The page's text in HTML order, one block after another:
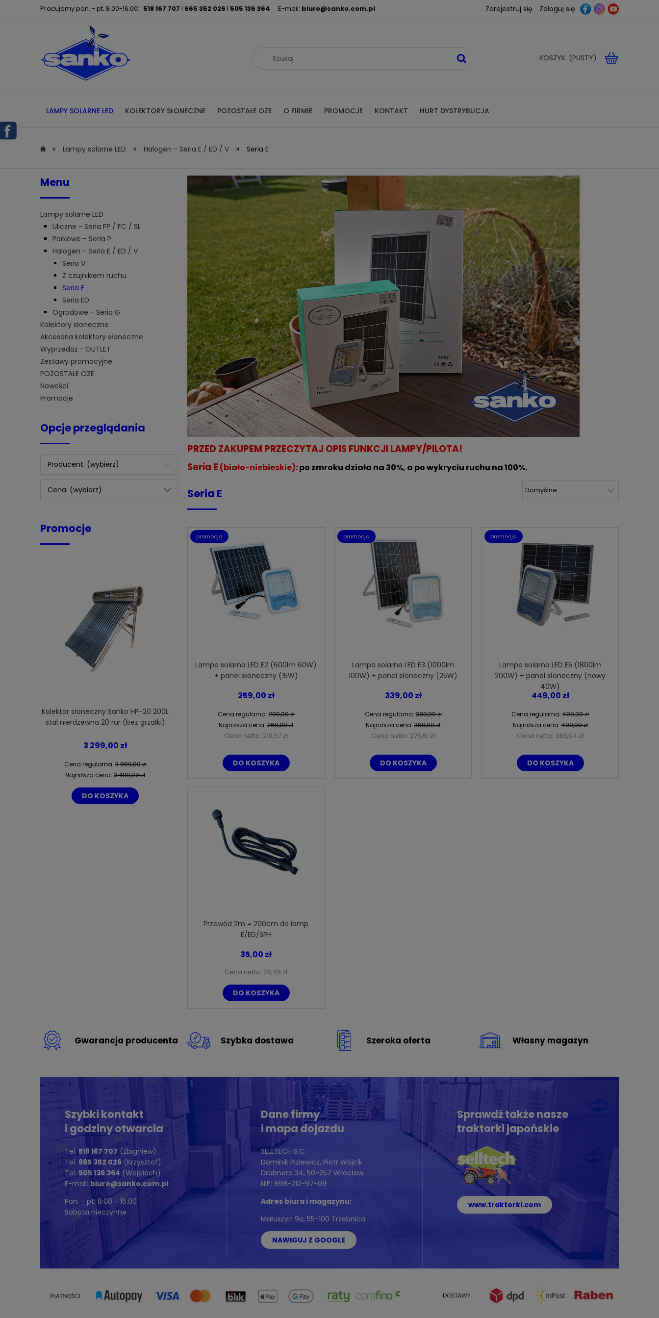
Pracujemy pon. - pt. 8.00-16.00: 518 167 707 | 665 352 026 | 505 136 364 E-mail: biuro@sanko.com.pl Zarejestruj się Zaloguj się
KOSZYK: (PUSTY)
LAMPY SOLARNE LED KOLEKTORY SŁONECZNE POZOSTAŁE OZE O FIRMIE PROMOCJE KONTAKT HURT DYSTRYBUCJA
» Lampy solarne LED » Halogen - Seria E / ED / V » Seria E
Menu
Lampy solarne LED
Uliczne - Seria FP / FC / SL
Parkowe - Seria P
Halogen - Seria E / ED / V
Seria V
Z czujnikiem ruchu
Seria E
Seria ED
Ogrodowe - Seria G
Kolektory słoneczne
Akcesoria kolektory słoneczne
Wyprzedaż - OUTLET
Zestawy promocyjne
POZOSTAŁE OZE
Nowości
Promocje
Opcje przeglądania
Producent: (wybierz)
Cena: (wybierz)
Promocje
Kolektor słoneczny Sanko HP-20 200L
stal nierdzewna 20 rur (bez grzałki)
3 299,00 zł
Cena regularna:3 999,00 zł
Najniższa cena: 3 499,00 zł
DO KOSZYKA
6 łopat śmigieł do turbiny wiatrowej
M300 (31,5cm)
Cena regularna:210,00 zł
Lampa solarna LED S5403 (3x 1W)
oczko 6000K zimna biała IP68
Cena regularna: 150,00 zł
Lampa solarna LED S4205 V2 6H
(6x3W) 3000K ciepła
Cena regularna:219,00 zł
PRZED ZAKUPEM PRZECZYTAJ OPIS FUNKCJI LAMPY/PILOTA!
Seria E (biało-niebieskie):po zmroku działa na 30%, a po wykryciu ruchu na 100%.
Seria E
Lampa solarna LED E2 (600lm 60W)
+ panel słoneczny (15W)
259,00 zł
Cena regularna:299,00 zł
Najniższa cena: 269,00 zł
Cena netto: 210,57 zł
DO KOSZYKA
promocja
Lampa solarna LED E3 (1000lm
100W) + panel słoneczny (25W)
339,00 zł
Cena regularna:380,00 zł
Najniższa cena: 380,00 zł
Cena netto: 275,61 zł
DO KOSZYKA
promocja
Lampa solarna LED E5 (1800lm
200W) + panel słoneczny (nowy
40W)
449,00 zł
Cena regularna: 499,00 zł
Najniższa cena:499,00 zł
Cena netto: 365,04 zł
DO KOSZYKA
promocja
Przewód 2m = 200cm do lamp
E/ED/SPH
35,00 zł
Cena netto: 28,46 zł
DO KOSZYKA
Gwarancja producenta Szybka dostawa Szeroka oferta Własny magazyn
Szybki kontakt
i godziny otwarcia
Tel.518 167 707 (Zbigniew)
Tel. 665 352 026 (Krzysztof)
Tel. 505 136 364 (Wojciech)
E-mail: biuro@sanko.com.pl
Pon. - pt. 8:00 - 16:00
Sobota nieczynne
Dane firmy
i mapa dojazdu
SELLTECH S.C.
Dominik Piziewicz, Piotr Wójcik
Drobnera 34, 50-257 Wrocław
NIP: 898-212-97-09
Adres biura i magazynu:
Małuszyn 9a, 55-100 Trzebnica
NAWIGUJ Z GOOGLE
Sprawdź także nasze
traktorki japońskie
www.traktorki.com